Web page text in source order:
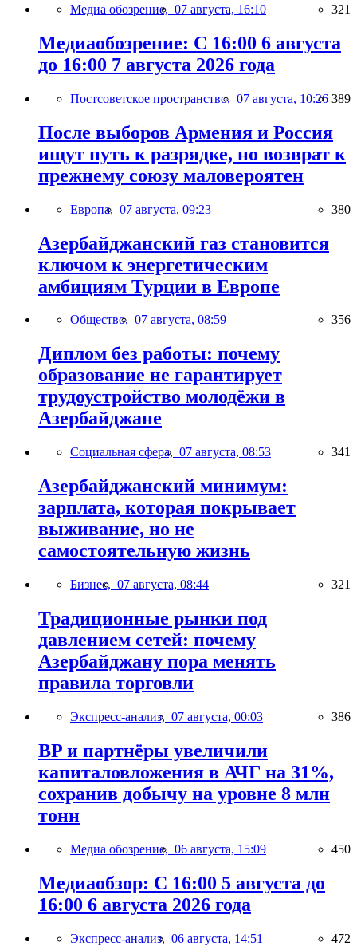
Медиа обозрение, 07 августа, 16:10 321
Медиаобозрение: С 16:00 6 августа
до 16:00 7 августа 2026 года
Постсоветское пространство, 07 августа, 10:26 389
После выборов Армения и Россия
ищут путь к разрядке, но возврат к
прежнему союзу маловероятен
Европа, 07 августа, 09:23 380
Азербайджанский газ становится
ключом к энергетическим
амбициям Турции в Европе
Общество, 07 августа, 08:59 356
Диплом без работы: почему
образование не гарантирует
трудоустройство молодёжи в
Азербайджане
Социальная сфера, 07 августа, 08:53 341
Азербайджанский минимум:
зарплата, которая покрывает
выживание, но не
самостоятельную жизнь
Бизнес, 07 августа, 08:44 321
Традиционные рынки под
давлением сетей: почему
Азербайджану пора менять
правила торговли
Экспресс-анализ, 07 августа, 00:03 386
BP и партнёры увеличили
капиталовложения в АЧГ на 31%,
сохранив добычу на уровне 8 млн
тонн
Медиа обозрение, 06 августа, 15:09 450
Медиаобзор: С 16:00 5 августа до
16:00 6 августа 2026 года
Экспресс-анализ, 06 августа, 14:51 472